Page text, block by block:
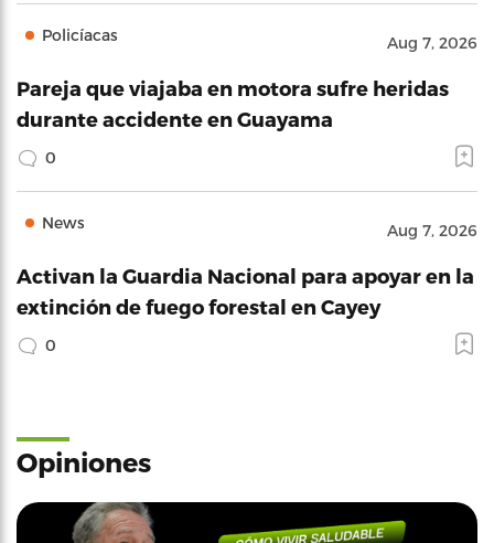
Policíacas Aug 7, 2026
Pareja que viajaba en motora sufre heridas
durante accidente en Guayama
0
News Aug 7, 2026
Activan la Guardia Nacional para apoyar en la
extinción de fuego forestal en Cayey
0
Opiniones